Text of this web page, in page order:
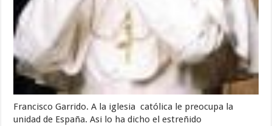
Francisco Garrido. A la iglesia católica le preocupa la
unidad de España. Asi lo ha dicho el estreñido